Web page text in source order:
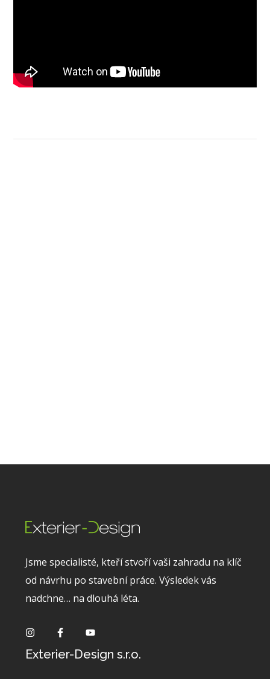
Jsme specialisté, kteří stvoří vaši zahradu na klíč
od návrhu po stavební práce. Výsledek vás
nadchne… na dlouhá léta.
Exterier-Design s.r.o.